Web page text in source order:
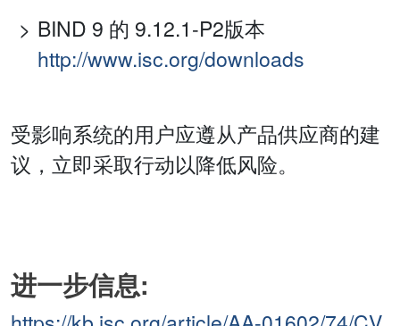
BIND 9 的 9.12.1-P2版本
http://www.isc.org/downloads
受影响系统的用户应遵从产品供应商的建
议，立即采取行动以降低风险。
进一步信息: